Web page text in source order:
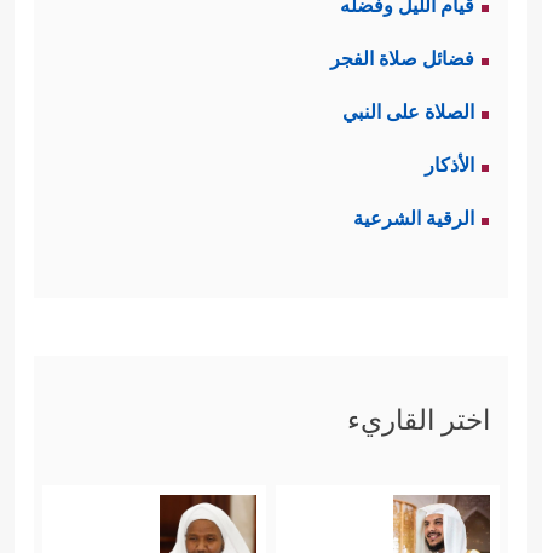
قيام الليل وفضله
فضائل صلاة الفجر
الصلاة على النبي
الأذكار
الرقية الشرعية
اختر القاريء